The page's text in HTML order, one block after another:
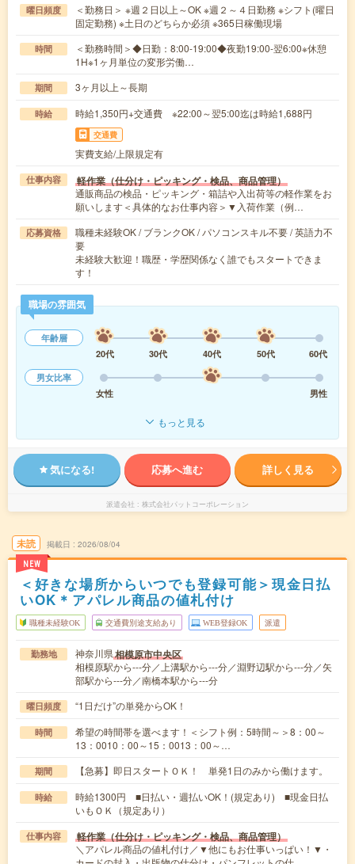
曜日頻度
＜勤務日＞ ※週２日以上～OK ※週２～４日勤務 ※シフト(曜日
固定勤務) ※土日のどちらか必須 ※365日稼働現場
時間
＜勤務時間＞◆日勤：8:00-19:00◆夜勤19:00-翌6:00※休憩
1H※1ヶ月単位の変形労働…
期間 3ヶ月以上～長期
時給 時給1,350円+交通費 ※22:00～翌5:00迄は時給1,688円
交通費
実費支給/上限規定有
仕事内容 軽作業（仕分け・ピッキング・検品、商品管理）
通販商品の検品・ピッキング・箱詰や入出荷等の軽作業をお
願いします＜具体的なお仕事内容＞▼入荷作業（例…
応募資格
職種未経験OK / ブランクOK / パソコンスキル不要 / 英語力不
要
未経験大歓迎！職歴・学歴関係なく誰でもスタートできま
す！
職場の雰囲気
年齢層
20代
30代 40代 50代
60代
男女比率
女性
男性
もっと見る
気になる! 応募へ進む 詳しく見る
派遣会社 株式会社パットコーポレーション
未読
NEW
掲載日 2026/08/04
＜好きな場所からいつでも登録可能＞現金日払
いOK＊アパレル商品の値札付け
職種未経験OK 交通費別途支給あり WEB登録OK 派遣
勤務地 神奈川県相模原市中央区
相模原駅から---分／上溝駅から---分／淵野辺駅から---分／矢
部駅から---分／南橋本駅から---分
曜日頻度 “1日だけ”の単発からOK！
時間
希望の時間帯を選べます！＜シフト例：5時間～＞8：00～
13：0010：00～15：0013：00～…
期間 【急募】即日スタートＯＫ！ 単発1日のみから働けます。
時給
時給1300円 ■日払い・週払いOK！(規定あり) ■現金日払
いもＯＫ（規定あり）
仕事内容 軽作業（仕分け・ピッキング・検品、商品管理）
＼アパレル商品の値札付け／▼他にもお仕事いっぱい！▼・